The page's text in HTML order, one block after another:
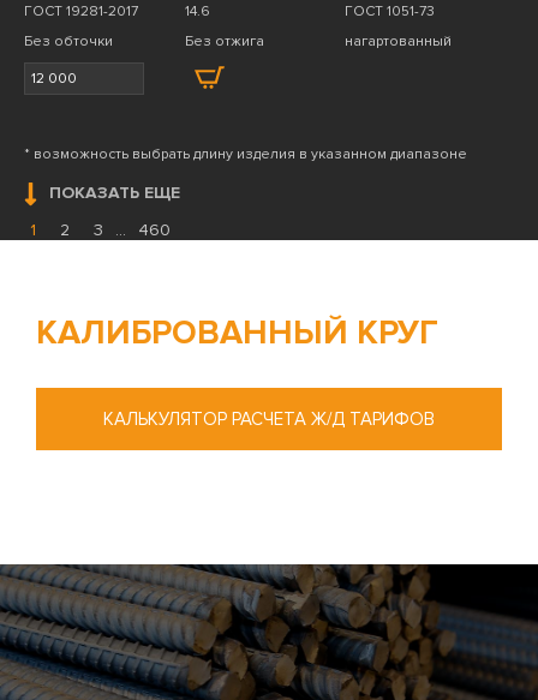
ГОСТ 19281-2017 14.6
ГОСТ 1051-73
Без обточки
Без отжига нагартованный
* возможность выбрать длину изделия в указанном диапазоне
ПОКАЗАТЬ ЕЩЕ
1
2 3 ... 460
КАЛИБРОВАННЫЙ КРУГ
КАЛЬКУЛЯТОР РАСЧЕТА Ж/Д ТАРИФОВ